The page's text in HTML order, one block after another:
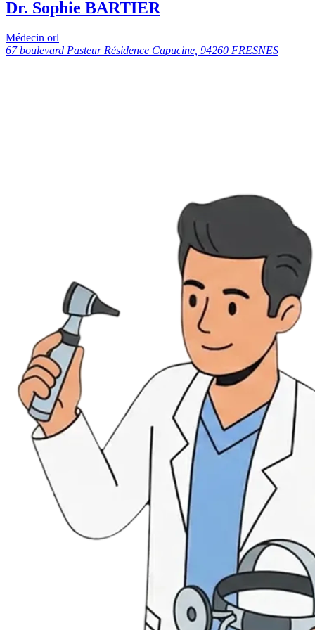
Dr. Sophie BARTIER
Médecin orl
67 boulevard Pasteur Résidence Capucine, 94260 FRESNES